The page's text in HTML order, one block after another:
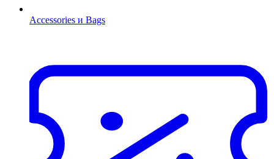
Accessories и Bags